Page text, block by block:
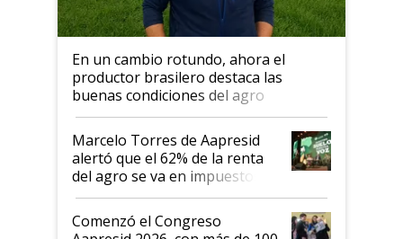
En un cambio rotundo, ahora el
productor brasilero destaca las
buenas condiciones del agro
argentino para invertir: "Los veo
más motivados"
Marcelo Torres de Aapresid
alertó que el 62% de la renta
del agro se va en impuestos:
"No es bueno que en
Argentina se sigan discutiendo
las mismas cosas de hace 50
Comenzó el Congreso